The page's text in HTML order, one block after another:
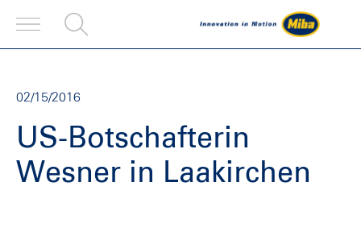
02/15/2016
US-Botschafterin
Wesner in Laakirchen